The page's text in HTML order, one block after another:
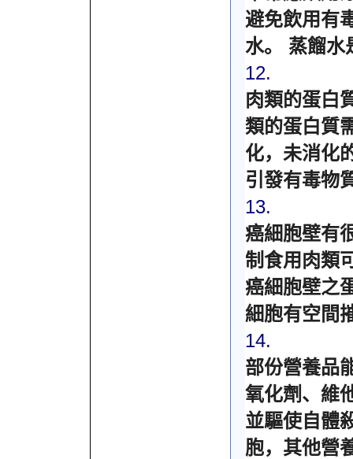
避免飲用有
水。
蒸餾水
12.
肉類的蛋白
類的蛋白質
化，未消化
引發有毒物
13.
癌細胞壁有
制食用肉類
癌細胞壁之
細胞有空間
14.
部份營養品
氧化劑、維
並驅使自體
胞，其他營